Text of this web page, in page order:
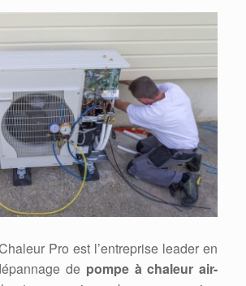
Pro est l’entreprise leader en
de pompe à chaleur air-